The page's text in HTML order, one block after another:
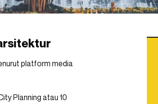
platform media
Planning atau 10